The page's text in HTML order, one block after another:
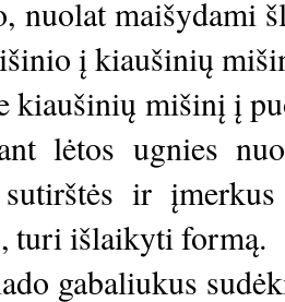
nuolat maišydami
į kiaušinių
kiaušinių mišinį į
lėtos ugnies
ir
turi išlaikyti formą.
gabaliukus